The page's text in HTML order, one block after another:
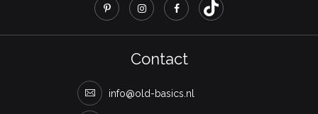
Contact
info@old-basics.nl